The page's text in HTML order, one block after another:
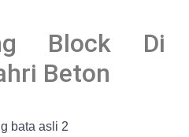
Block Di
Beton